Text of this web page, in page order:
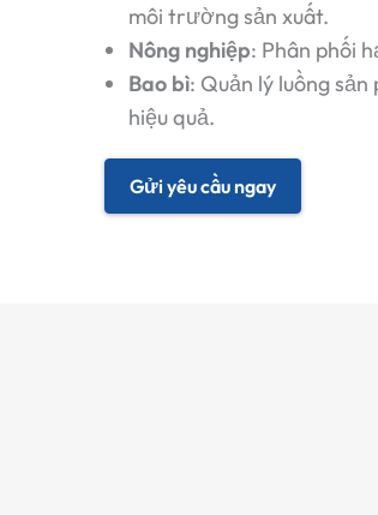
môi trường sản xuất.
Nông nghiệp: Phân phối
Bao bì: Quản lý luồng
hiệu quả.
Gửi yêu cầu ngay